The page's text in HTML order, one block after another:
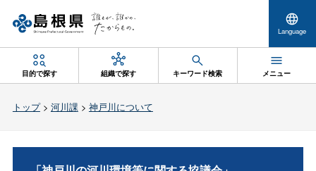
Language
目的で探す 組織で探す キーワード検索 メニュー
トップ> 河川課> 神戸川について